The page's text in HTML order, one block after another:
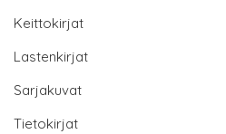
Keittokirjat
Lastenkirjat
Sarjakuvat
Tietokirjat